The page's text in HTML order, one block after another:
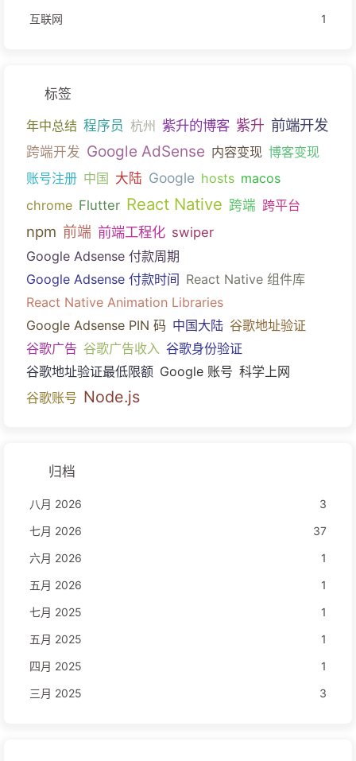
互联网
1
标签
年中总结 程序员 杭州 紫升的博客 紫升 前端开发
跨端开发 Google AdSense 内容变现 博客变现
账号注册 中国 大陆 Google hosts macos
chrome Flutter React Native 跨端 跨平台
npm 前端 前端工程化 swiper
Google Adsense 付款周期
Google Adsense 付款时间 React Native 组件库
React Native Animation Libraries
Google Adsense PIN 码 中国大陆 谷歌地址验证
谷歌广告 谷歌广告收入 谷歌身份验证
谷歌地址验证最低限额 Google 账号 科学上网
谷歌账号 Node.js
归档
八月 2026
3
七月 2026
37
六月 2026
1
五月 2026
1
七月 2025
1
五月 2025
1
四月 2025
1
三月 2025
3